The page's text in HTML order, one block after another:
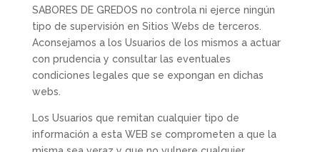
SABORES DE GREDOS no controla ni ejerce ningún
tipo de supervisión en Sitios Webs de terceros.
Aconsejamos a los Usuarios de los mismos a actuar
con prudencia y consultar las eventuales
condiciones legales que se expongan en dichas
webs.
Los Usuarios que remitan cualquier tipo de
información a esta WEB se comprometen a que la